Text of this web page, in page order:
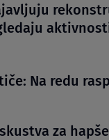
Na redu
za